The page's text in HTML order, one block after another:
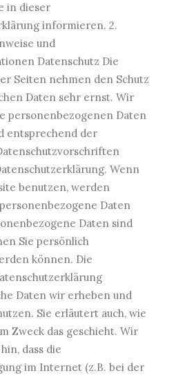
in dieser
informieren. 2.
und
Datenschutz Die
Seiten nehmen den Schutz
Daten sehr ernst. Wir
personenbezogenen Daten
entsprechend der
Wenn
benutzen, werden
Daten
Daten sind
Sie persönlich
können. Die
Daten wir erheben und
Sie erläutert auch, wie
Zweck das geschieht. Wir
dass die
im Internet (z.B. bei der